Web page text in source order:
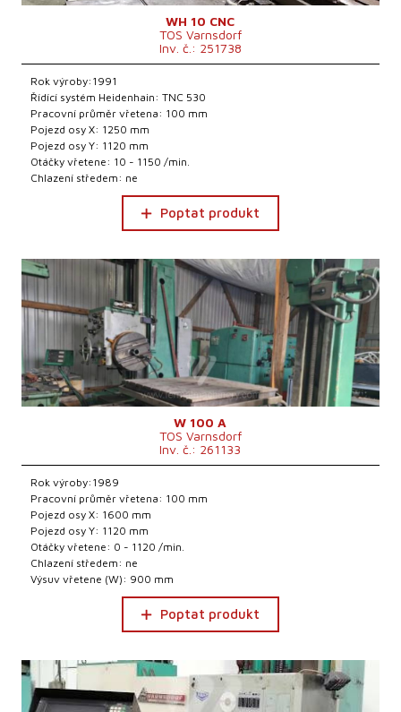
WH 10 CNC
TOS Varnsdorf
Inv. č.: 251738
Rok výroby:1991
Řídící systém Heidenhain: TNC 530
Pracovní průměr vřetena: 100 mm
Pojezd osy X: 1250 mm
Pojezd osy Y: 1120 mm
Otáčky vřetene: 10 - 1150 /min.
Chlazení středem: ne
Poptat produkt
W 100 A
TOS Varnsdorf
Inv. č.: 261133
Rok výroby:1989
Pracovní průměr vřetena: 100 mm
Pojezd osy X: 1600 mm
Pojezd osy Y: 1120 mm
Otáčky vřetene: 0 - 1120 /min.
Chlazení středem: ne
Výsuv vřetene (W): 900 mm
Poptat produkt